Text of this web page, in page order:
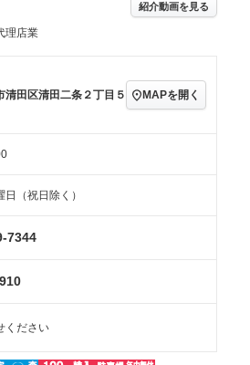
センターデフロック
装備略号／用語解説
ビ
－ ベンチシート
－
紹介動画を見る
理店業
清田区清田二条２丁目５
MAPを開く
日（祝日除く）
7344
ください